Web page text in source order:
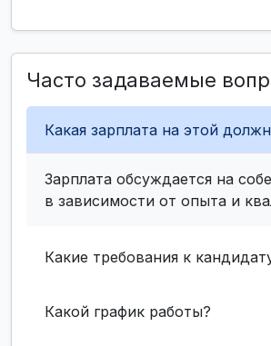
Часто задаваемые
Какая зарплата на этой
Зарплата обсуждается на
в зависимости от опыта и
Какие требования к
Какой график работы?